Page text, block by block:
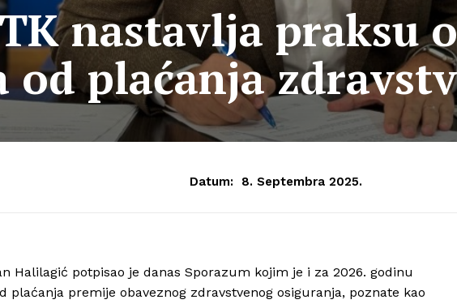
nastavlja praksu
od plaćanja
Datum: 8. Septembra 2025.
Halilagić potpisao je danas Sporazum kojim je i za 2026. godinu
plaćanja premije obaveznog zdravstvenog osiguranja, poznate kao